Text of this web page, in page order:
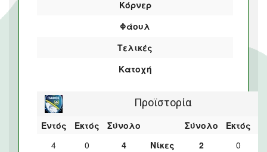
Κόρνερ
Φάουλ
Τελικές
Κατοχή
Προϊστορία
Εντός Εκτός Σύνολο Σύνολο Εκτός
4
0 4 Νίκες 2
0